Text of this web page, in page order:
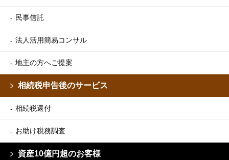
民事信託
法人活用簡易コンサル
地主の方へご提案
相続税申告後のサービス
相続税還付
お助け税務調査
資産10億円超のお客様